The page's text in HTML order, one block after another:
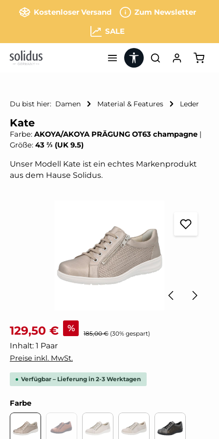
Zum Hauptinhalt springen
Kostenloser Versand Zum Newsletter
SALE
Werkzeugleiste anzeigen
Du bist hier: Damen Material & Features Leder
Kate
Farbe: AKOYA/AKOYA PRÄGUNG OT63 champagne |
Größe: 43 ⅔ (UK 9.5)
Unser Modell Kate ist ein echtes Markenprodukt
aus dem Hause Solidus.
Verkaufspreis:
129,50 € % Regulärer Preis:
185,00 € (30% gespart)
Inhalt: 1 Paar
Preise inkl. MwSt.
Verfügbar – Lieferung in 2-3 Werktagen
Farbeauswählen